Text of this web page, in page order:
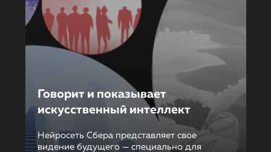
Говорит и показывает
искусственный интеллект
Нейросеть Сбера представляет свое
видение будущего — специально для